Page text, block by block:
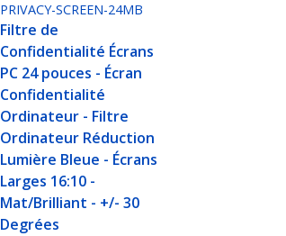
PRIVACY-SCREEN-24MB
Filtre de
Confidentialité Écrans
PC 24 pouces - Écran
Confidentialité
Ordinateur - Filtre
Ordinateur Réduction
Lumière Bleue - Écrans
Larges 16:10 -
Mat/Brilliant - +/- 30
Degrées